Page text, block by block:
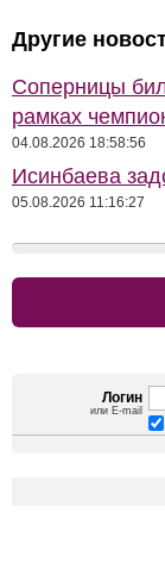
Другие
Соперницы
рамках
04.08.2026 18:58:56
Исинбаева
05.08.2026 11:16:27
Логин
или E-mail